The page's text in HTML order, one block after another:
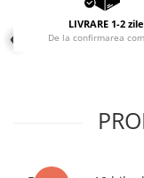
LIVRARE 1-2 zile
De la confirmarea